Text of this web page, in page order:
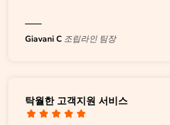
Giavani C 조립라인 팀장
탁월한 고객지원 서비스